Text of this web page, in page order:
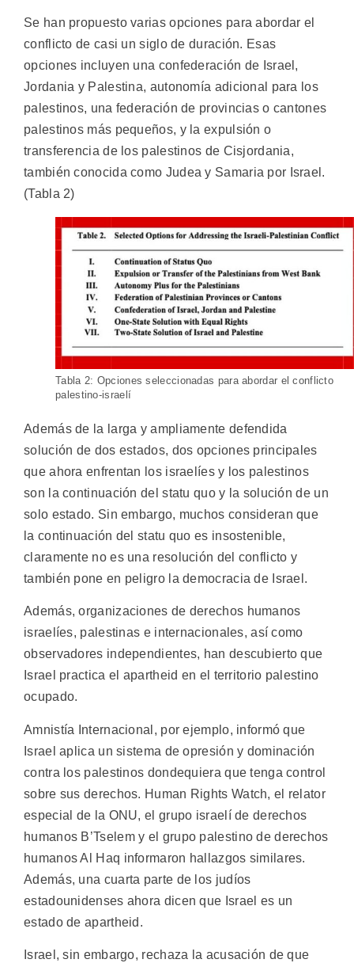
Se han propuesto varias opciones para abordar el
conflicto de casi un siglo de duración. Esas
opciones incluyen una confederación de Israel,
Jordania y Palestina, autonomía adicional para los
palestinos, una federación de provincias o cantones
palestinos más pequeños, y la expulsión o
transferencia de los palestinos de Cisjordania,
también conocida como Judea y Samaria por Israel.
(Tabla 2)
Tabla 2: Opciones seleccionadas para abordar el conflicto
palestino-israelí
Además de la larga y ampliamente defendida
solución de dos estados, dos opciones principales
que ahora enfrentan los israelíes y los palestinos
son la continuación del statu quo y la solución de un
solo estado. Sin embargo, muchos consideran que
la continuación del statu quo es insostenible,
claramente no es una resolución del conflicto y
también pone en peligro la democracia de Israel.
Además, organizaciones de derechos humanos
israelíes, palestinas e internacionales, así como
observadores independientes, han descubierto que
Israel practica el apartheid en el territorio palestino
ocupado.
Amnistía Internacional, por ejemplo, informó que
Israel aplica un sistema de opresión y dominación
contra los palestinos dondequiera que tenga control
sobre sus derechos. Human Rights Watch, el relator
especial de la ONU, el grupo israelí de derechos
humanos B’Tselem y el grupo palestino de derechos
humanos Al Haq informaron hallazgos similares.
Además, una cuarta parte de los judíos
estadounidenses ahora dicen que Israel es un
estado de apartheid.
Israel, sin embargo, rechaza la acusación de que